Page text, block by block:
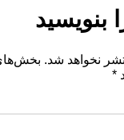
بنویسید
نخواهد شد.
*